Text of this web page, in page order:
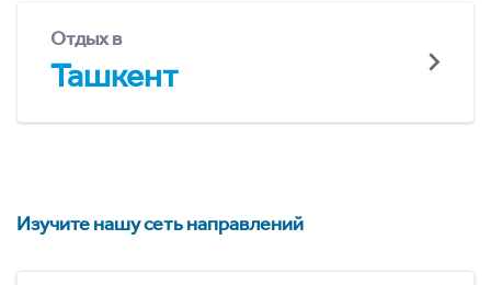
Отдых в
Ташкент
Изучите нашу сеть направлений